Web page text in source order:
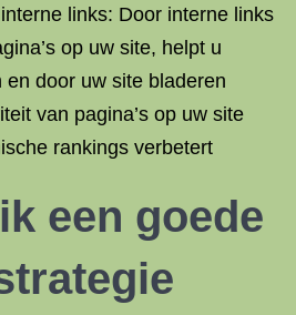
links: Door interne links
op uw site, helpt u
door uw site bladeren
van pagina’s op uw site
rankings verbetert
een goede